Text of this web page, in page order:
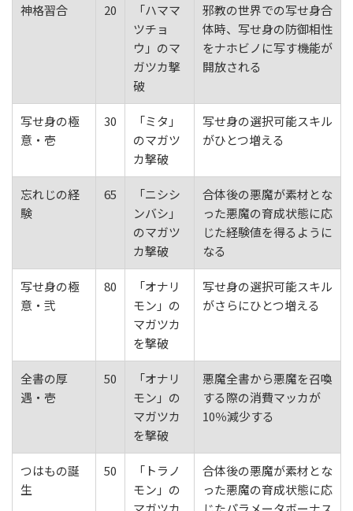
神格習合 20
「ハママ
ツチョ
ウ」のマ
ガツカ撃
破
邪教の世界での写せ身合
体時、写せ身の防御相性
をナホビノに写す機能が
開放される
写せ身の極
意・壱
30
「ミタ」
のマガツ
カ撃破
写せ身の選択可能スキル
がひとつ増える
忘れじの経
験
65
「ニシシ
ンバシ」
のマガツ
カ撃破
合体後の悪魔が素材とな
った悪魔の育成状態に応
じた経験値を得るように
なる
写せ身の極
意・弐
80
「オナリ
モン」の
マガツカ
を撃破
写せ身の選択可能スキル
がさらにひとつ増える
全書の厚
遇・壱
50
「オナリ
モン」の
マガツカ
を撃破
悪魔全書から悪魔を召喚
する際の消費マッカが
10％減少する
つはもの誕
生
50
「トラノ
モン」の
合体後の悪魔が素材とな
った悪魔の育成状態に応